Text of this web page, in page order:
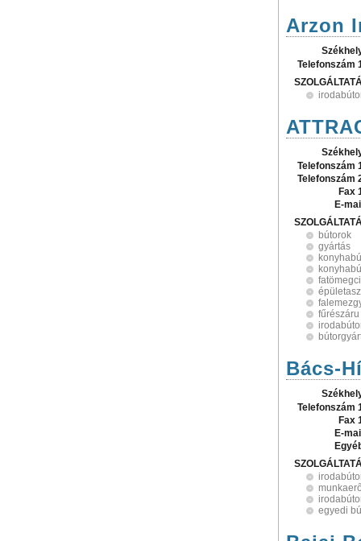
Arzon
Telefonszám
Telefonszám
Telefonszám
Fax
E-
bútorok
gyártás
fűrészáru
Bács-
Telefonszám
Fax
E-
egyedi